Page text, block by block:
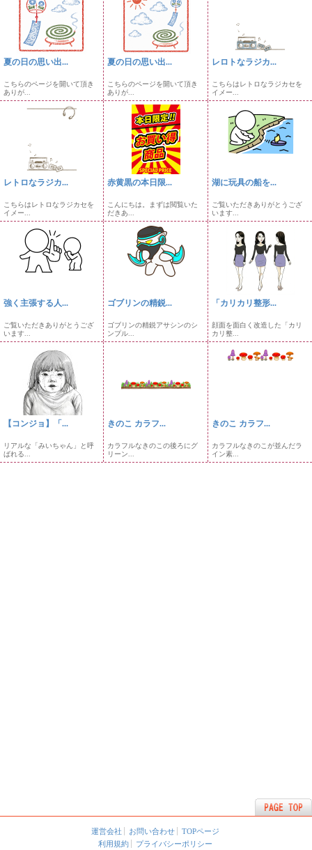
夏の日の思い出...
こちらのページを開いて頂き
ありが...
夏の日の思い出...
こちらのページを開いて頂き
ありが...
レロトなラジカ...
こちらはレトロなラジカセを
イメー...
レトロなラジカ...
こちらはレトロなラジカセを
イメー...
赤黄黒の本日限...
こんにちは。まずは閲覧いた
だきあ...
湖に玩具の船を...
ご覧いただきありがとうござ
います...
強く主張する人...
ご覧いただきありがとうござ
います...
ゴブリンの精鋭...
ゴブリンの精鋭アサシンのシ
ンプル...
「カリカリ整形...
顔面を面白く改造した「カリ
カリ整...
【コンジョ】「...
リアルな「みいちゃん」と呼
ばれる...
きのこ カラフ...
カラフルなきのこの後ろにグ
リーン...
きのこ カラフ...
カラフルなきのこが並んだラ
イン素...
運営会社 お問い合わせ
TOPページ
利用規約
プライバシーポリシー